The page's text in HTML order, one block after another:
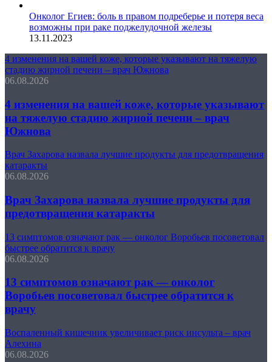
Онколог Егиев: боль в правом подреберье и потеря веса
возможны при раке поджелудочной железы
13.11.2023
4 изменения на вашей коже, которые указывают на тяжелую
стадию жирной печени – врач Южнова
06.08.2026
4 изменения на вашей коже, которые указывают
на тяжелую стадию жирной печени – врач
Южнова
Врач Захарова назвала лучшие продукты для предотвращения
катаракты
06.08.2026
Врач Захарова назвала лучшие продукты для
предотвращения катаракты
13 симптомов означают рак — онколог Воробьев посоветовал
быстрее обратится к врачу
06.08.2026
13 симптомов означают рак — онколог
Воробьев посоветовал быстрее обратится к
врачу
Воспаленный кишечник увеличивает риск инсульта – врач
Алехина
06.08.2026